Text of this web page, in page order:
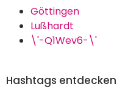
Göttingen
Lußhardt
\'-Q1Wev6-\'
Hashtags entdecken